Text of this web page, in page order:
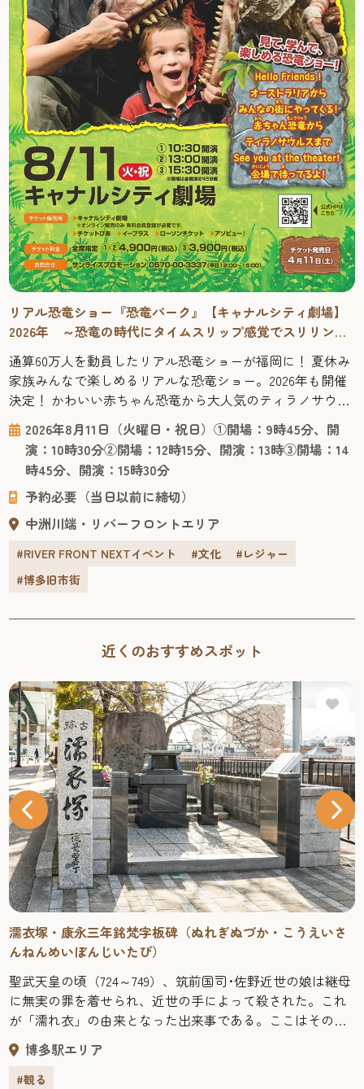
リアル恐竜ショー『恐竜パーク』【キャナルシティ劇場】
2026年 ～恐竜の時代にタイムスリップ感覚でスリリング
に学べる！
通算60万人を動員したリアル恐竜ショーが福岡に！ 夏休み
家族みんなで楽しめるリアルな恐竜ショー。2026年も開催
決定！ かわいい赤ちゃん恐竜から大人気のティラノサウル
スまで登場する、オーストラリアからやってきたリアル恐
竜ショー「恐竜パーク」は、恐竜が生きていた時代にタイ
ムスリップした感覚で楽しくスリリングに学べる、ファミ
リー向けのパフォーマンスショー。 客席で観るだけでな
く、ラッキーなお客様...
2026年8月11日（火曜日・祝日）①開場：9時45分、開
演：10時30分②開場：12時15分、開演：13時③開場：14
時45分、開演：15時30分
予約必要（当日以前に締切）
中洲川端・リバーフロントエリア
#RIVER FRONT NEXTイベント #文化
#レジャー
#博多旧市街
近くのおすすめスポット
濡衣塚・康永三年銘梵字板碑（ぬれぎぬづか・こうえいさ
んねんめいぼんじいたび）
聖武天皇の頃（724～749）、筑前国司･佐野近世の娘は継母
に無実の罪を着せられ、近世の手によって殺された。これ
が「濡れ衣」の由来となった出来事である。ここはその娘
を供養した塚と伝えられている。高さ165cm、玄武岩製の
板碑と呼ばれる中世特有の石造物で、康永3年（1344）に建
立。正面の太く刻まれた3つの梵字は上が大日如来、右下が
博多駅エリア
#観る